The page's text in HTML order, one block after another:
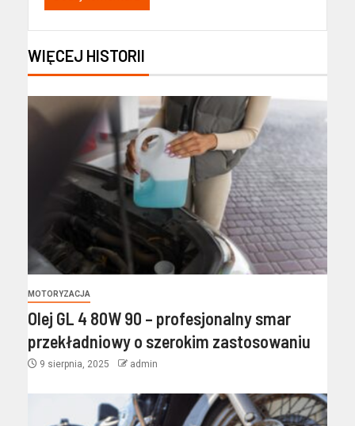
WIĘCEJ HISTORII
MOTORYZACJA
Olej GL 4 80W 90 – profesjonalny smar
przekładniowy o szerokim zastosowaniu
9 sierpnia, 2025 admin